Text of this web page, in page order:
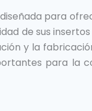
para
de sus
y la
para la